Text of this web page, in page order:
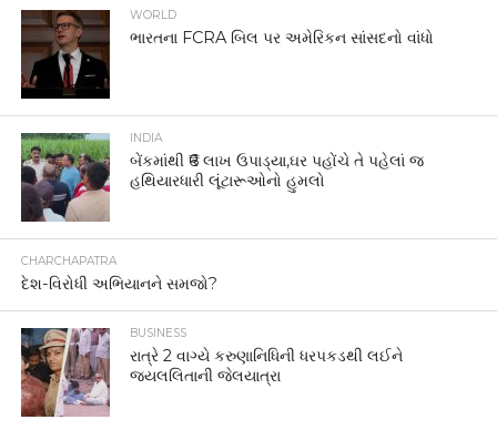
WORLD
ભારતના FCRA બિલ પર અમેરિકન સાંસદનો વાંધો
INDIA
બેંકમાંથી ₹6 લાખ ઉપાડ્યા,ઘર પહોંચે તે પહેલાં જ
હથિયારધારી લૂંટારૂઓનો હુમલો
CHARCHAPATRA
દેશ-વિરોધી અભિયાનને સમજો?
BUSINESS
રાત્રે 2 વાગ્યે કરુણાનિધિની ધરપકડથી લઈને
જયલલિતાની જેલયાત્રા